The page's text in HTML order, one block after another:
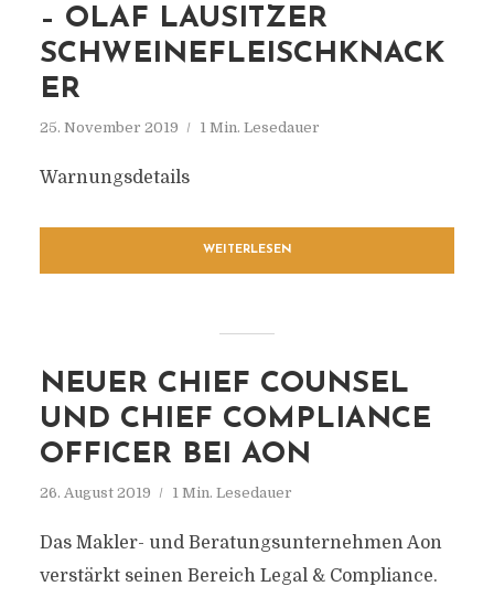
– OLAF LAUSITZER
SCHWEINEFLEISCHKNACK
ER
25. November 2019 1 Min. Lesedauer
Warnungsdetails
WEITERLESEN
NEUER CHIEF COUNSEL
UND CHIEF COMPLIANCE
OFFICER BEI AON
26. August 2019 1 Min. Lesedauer
Das Makler- und Beratungsunternehmen Aon
verstärkt seinen Bereich Legal & Compliance.